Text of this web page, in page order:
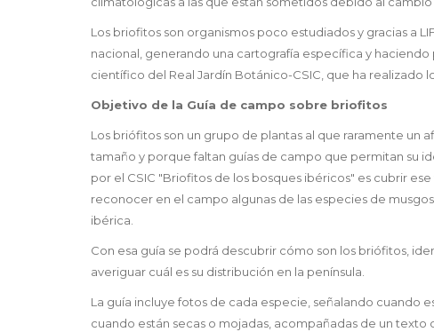
Los briofitos son organismos poco estudiados y gracias a
nacional, generando una cartografía específica y
científico del Real Jardín Botánico-CSIC, que ha realizado
Objetivo de la Guía de campo sobre briofitos
Los briófitos son un grupo de plantas al que raramente un
tamaño y porque faltan guías de campo que permitan su
por el CSIC "Briofitos de los bosques ibéricos" es cubrir
reconocer en el campo algunas de las especies de
ibérica.
Con esa guía se podrá descubrir cómo son los briófitos,
averiguar cuál es su distribución en la península.
La guía incluye fotos de cada especie, señalando cuando
cuando están secas o mojadas, acompañadas de un